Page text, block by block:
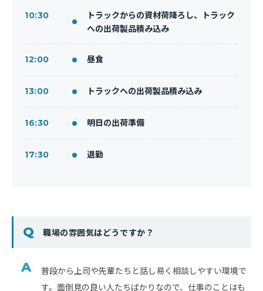
10:30
トラックからの資材荷降ろし、トラック
への出荷製品積み込み
12:00 昼食
13:00 トラックへの出荷製品積み込み
16:30 明日の出荷準備
17:30 退勤
職場の雰囲気はどうですか？
普段から上司や先輩たちと話し易く相談しやすい環境で
す。面倒見の良い人たちばかりなので、仕事のことはも